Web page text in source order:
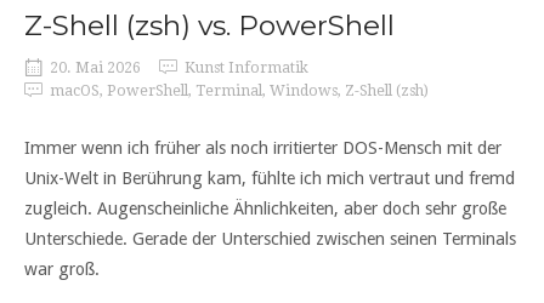
Z-Shell (zsh) vs. PowerShell
20. Mai 2026
Kunst Informatik
macOS, PowerShell, Terminal, Windows, Z-Shell (zsh)
Immer wenn ich früher als noch irritierter DOS-Mensch mit der
Unix-Welt in Berührung kam, fühlte ich mich vertraut und fremd
zugleich. Augenscheinliche Ähnlichkeiten, aber doch sehr große
Unterschiede. Gerade der Unterschied zwischen seinen Terminals
war groß.